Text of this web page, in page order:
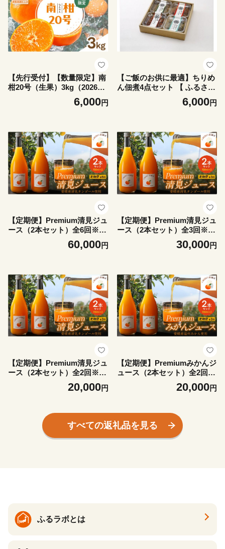
料無料】 IKTAY003
県産 愛媛県 伊方町 送料無
料】 IKTQ015
【先行受付】【数量限定】南
柑20号（生果）3kg（2026年
12月上旬頃より順次発送）
【ふるさと納税 人気 おすす
フルーツ Y.ONE農園 愛媛県
産 愛媛県 伊方町 送料無料】
IKTQ016
6,000円
【ご飯のお供に最適】ちりめ
ん佃煮4点セット 【 ふるさと
納税 人気 おすすめ ランキン
グ ちりめん おかず ご飯 ご飯
6,000円
【定期便】Premium清見ジュ
ース（2本セット）全6回※北
海道・沖縄・離島への配送不
可【 ふるさと納税 人気 おす
かんジュース ミカンジュース
オレンジジュース 清見 果物
OKUBO FARM 愛媛県 伊方
町 送料無料 】IKTAT008
60,000円
【定期便】Premium清見ジュ
ース（2本セット）全3回※北
海道・沖縄・離島への配送不
可【 ふるさと納税 人気 おす
かんジュース ミカンジュース
オレンジジュース 清見 果物
OKUBO FARM 愛媛県 伊方
町 送料無料 】IKTAT007
30,000円
【定期便】Premium清見ジュ
ース（2本セット）全2回※北
海道・沖縄・離島への配送不
可【 ふるさと納税 人気 おす
かんジュース ミカンジュース
オレンジジュース 清見 果物
OKUBO FARM 愛媛県 伊方
20,000円
【定期便】Premiumみかんジ
ュース（2本セット）全2回※
北海道・沖縄・離島への配送
不可【 ふるさと納税 人気 お
みかんジュース ミカンジュー
ス オレンジジュース 果物 O
KUBO FARM 愛媛県 伊方町
20,000円
すべての返礼品を見る
ふるラボとは